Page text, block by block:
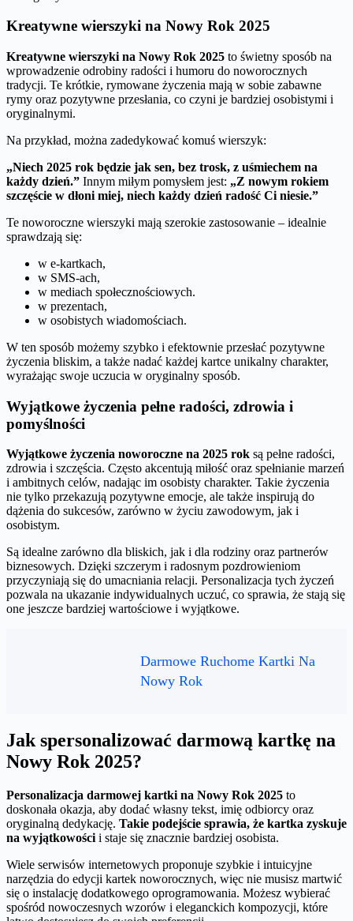
Kreatywne wierszyki na Nowy Rok 2025
Kreatywne wierszyki na Nowy Rok 2025 to świetny sposób na
wprowadzenie odrobiny radości i humoru do noworocznych
tradycji. Te krótkie, rymowane życzenia mają w sobie zabawne
rymy oraz pozytywne przesłania, co czyni je bardziej osobistymi i
oryginalnymi.
Na przykład, można zadedykować komuś wierszyk:
„Niech 2025 rok będzie jak sen, bez trosk, z uśmiechem na
każdy dzień.” Innym miłym pomysłem jest: „Z nowym rokiem
szczęście w dłoni miej, niech każdy dzień radość Ci niesie.”
Te noworoczne wierszyki mają szerokie zastosowanie – idealnie
sprawdzają się:
w e-kartkach,
w SMS-ach,
w mediach społecznościowych.
w prezentach,
w osobistych wiadomościach.
W ten sposób możemy szybko i efektownie przesłać pozytywne
życzenia bliskim, a także nadać każdej kartce unikalny charakter,
wyrażając swoje uczucia w oryginalny sposób.
Wyjątkowe życzenia pełne radości, zdrowia i
pomyślności
Wyjątkowe życzenia noworoczne na 2025 rok są pełne radości,
zdrowia i szczęścia. Często akcentują miłość oraz spełnianie marzeń
i ambitnych celów, nadając im osobisty charakter. Takie życzenia
nie tylko przekazują pozytywne emocje, ale także inspirują do
dążenia do sukcesów, zarówno w życiu zawodowym, jak i
osobistym.
Są idealne zarówno dla bliskich, jak i dla rodziny oraz partnerów
biznesowych. Dzięki szczerym i radosnym pozdrowieniom
przyczyniają się do umacniania relacji. Personalizacja tych życzeń
pozwala na ukazanie indywidualnych uczuć, co sprawia, że stają się
one jeszcze bardziej wartościowe i wyjątkowe.
Darmowe Ruchome Kartki Na
Nowy Rok
Jak spersonalizować darmową kartkę na
Nowy Rok 2025?
Personalizacja darmowej kartki na Nowy Rok 2025 to
doskonała okazja, aby dodać własny tekst, imię odbiorcy oraz
oryginalną dedykację. Takie podejście sprawia, że kartka zyskuje
na wyjątkowości i staje się znacznie bardziej osobista.
Wiele serwisów internetowych proponuje szybkie i intuicyjne
narzędzia do edycji kartek noworocznych, więc nie musisz martwić
się o instalację dodatkowego oprogramowania. Możesz wybierać
spośród nowoczesnych wzorów i eleganckich kompozycji, które